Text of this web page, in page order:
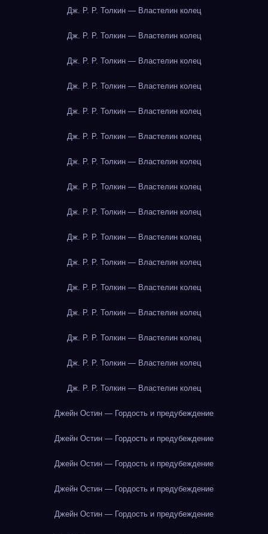
Дж. Р. Р. Толкин — Властелин колец
Дж. Р. Р. Толкин — Властелин колец
Дж. Р. Р. Толкин — Властелин колец
Дж. Р. Р. Толкин — Властелин колец
Дж. Р. Р. Толкин — Властелин колец
Дж. Р. Р. Толкин — Властелин колец
Дж. Р. Р. Толкин — Властелин колец
Дж. Р. Р. Толкин — Властелин колец
Дж. Р. Р. Толкин — Властелин колец
Дж. Р. Р. Толкин — Властелин колец
Дж. Р. Р. Толкин — Властелин колец
Дж. Р. Р. Толкин — Властелин колец
Дж. Р. Р. Толкин — Властелин колец
Дж. Р. Р. Толкин — Властелин колец
Дж. Р. Р. Толкин — Властелин колец
Дж. Р. Р. Толкин — Властелин колец
Джейн Остин — Гордость и предубеждение
Джейн Остин — Гордость и предубеждение
Джейн Остин — Гордость и предубеждение
Джейн Остин — Гордость и предубеждение
Джейн Остин — Гордость и предубеждение